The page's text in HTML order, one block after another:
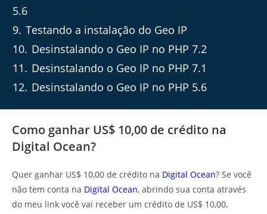
5.6
9 Testando a instalação do Geo IP
10 Desinstalando o Geo IP no PHP 7.2
11
Desinstalando o Geo IP no PHP 7.1
12 Desinstalando o Geo IP no PHP 5.6
Como ganhar US$ 10,00 de crédito na
Digital Ocean?
Quer ganhar US$ 10,00 de crédito na Digital Ocean? Se você
não tem conta na Digital Ocean, abrindo sua conta através
do meu link você vai receber um crédito de US$ 10,00,